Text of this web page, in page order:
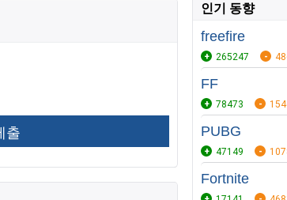
인기 동향
freefire
265247
FF
78473
PUBG
47149
Fortnite